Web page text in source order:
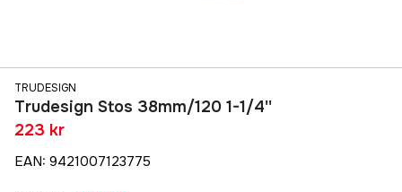
TRUDESIGN
Trudesign Stos 38mm/120 1-1/4''
223 kr
EAN: 9421007123775